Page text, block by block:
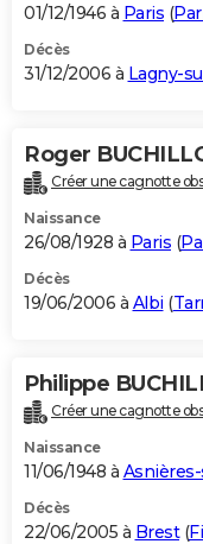
01/12/1946 à Paris (
Décès
31/12/2006 à Lagny-
Roger
Créer une cagnotte
Naissance
26/08/1928 à Paris (
Décès
19/06/2006 à Albi (
Philippe
Créer une cagnotte
Naissance
11/06/1948 à
Décès
22/06/2005 à Brest(